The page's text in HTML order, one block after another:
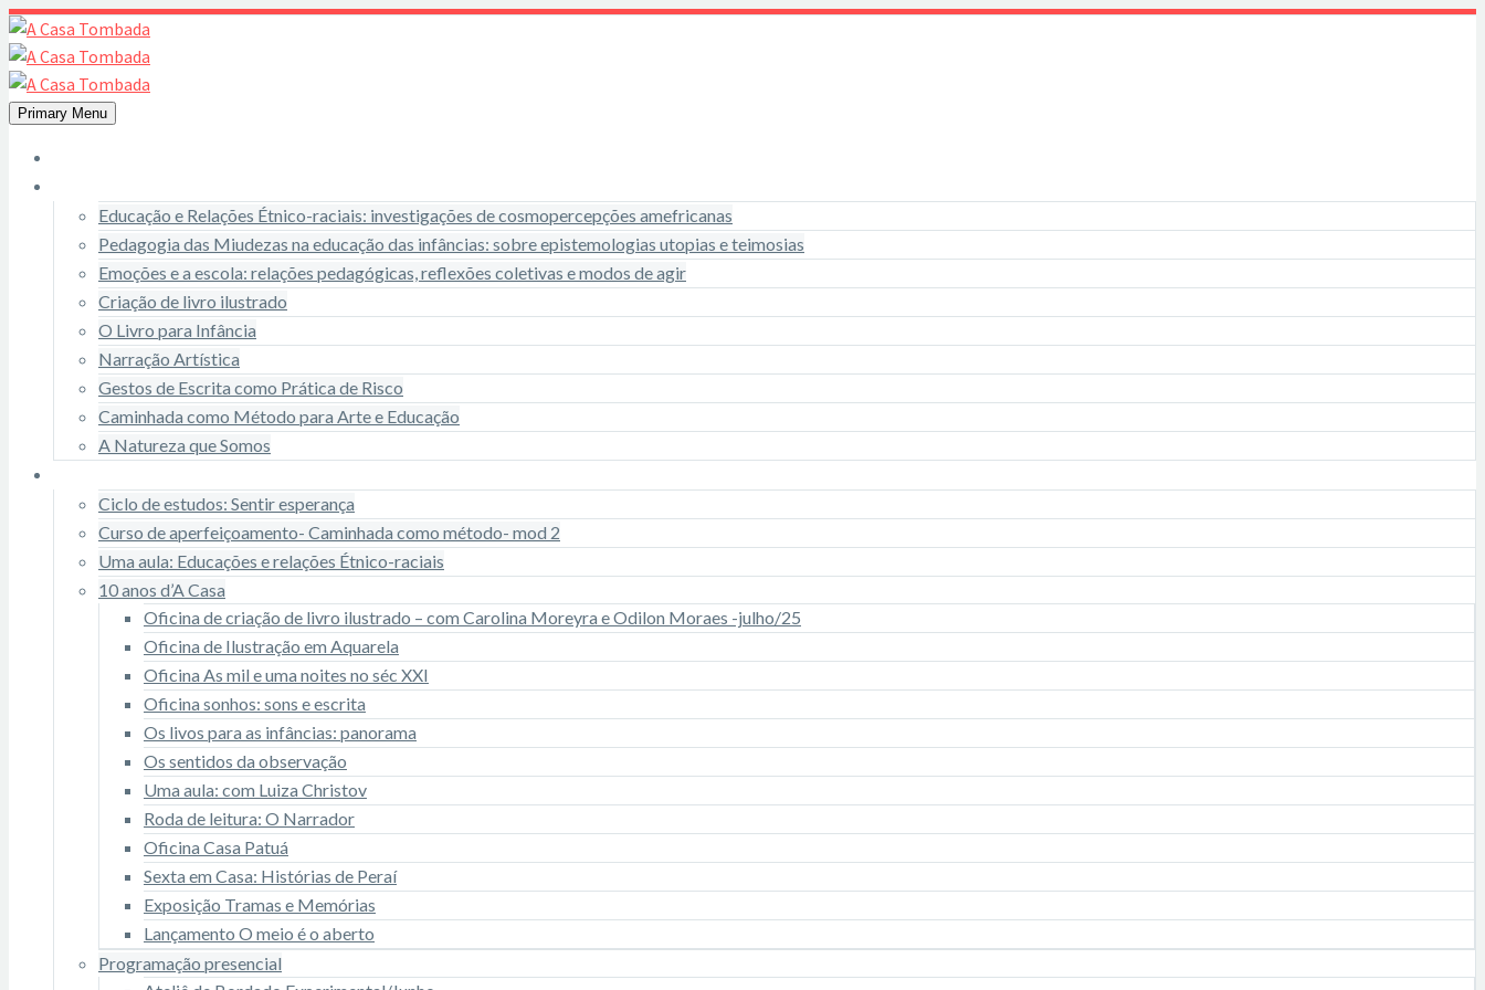
Primary Menu
Educação e Relações Étnico-raciais: investigações de cosmopercepções amefricanas
Pedagogia das Miudezas na educação das infâncias: sobre epistemologias utopias e teimosias
Emoções e a escola: relações pedagógicas, reflexões coletivas e modos de agir
Criação de livro ilustrado
O Livro para Infância
Narração Artística
Gestos de Escrita como Prática de Risco
Caminhada como Método para Arte e Educação
A Natureza que Somos
Ciclo de estudos: Sentir esperança
Curso de aperfeiçoamento- Caminhada como método- mod 2
Uma aula: Educações e relações Étnico-raciais
10 anos d’A Casa
Oficina de criação de livro ilustrado – com Carolina Moreyra e Odilon Moraes -julho/25
Oficina de Ilustração em Aquarela
Oficina As mil e uma noites no séc XXI
Oficina sonhos: sons e escrita
Os livos para as infâncias: panorama
Os sentidos da observação
Uma aula: com Luiza Christov
Roda de leitura: O Narrador
Oficina Casa Patuá
Sexta em Casa: Histórias de Peraí
Exposição Tramas e Memórias
Lançamento O meio é o aberto
Programação presencial